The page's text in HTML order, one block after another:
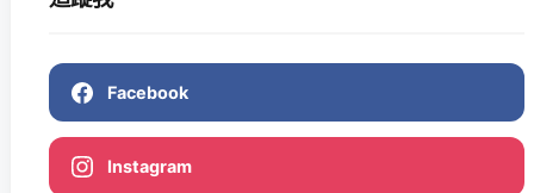
Facebook
Instagram